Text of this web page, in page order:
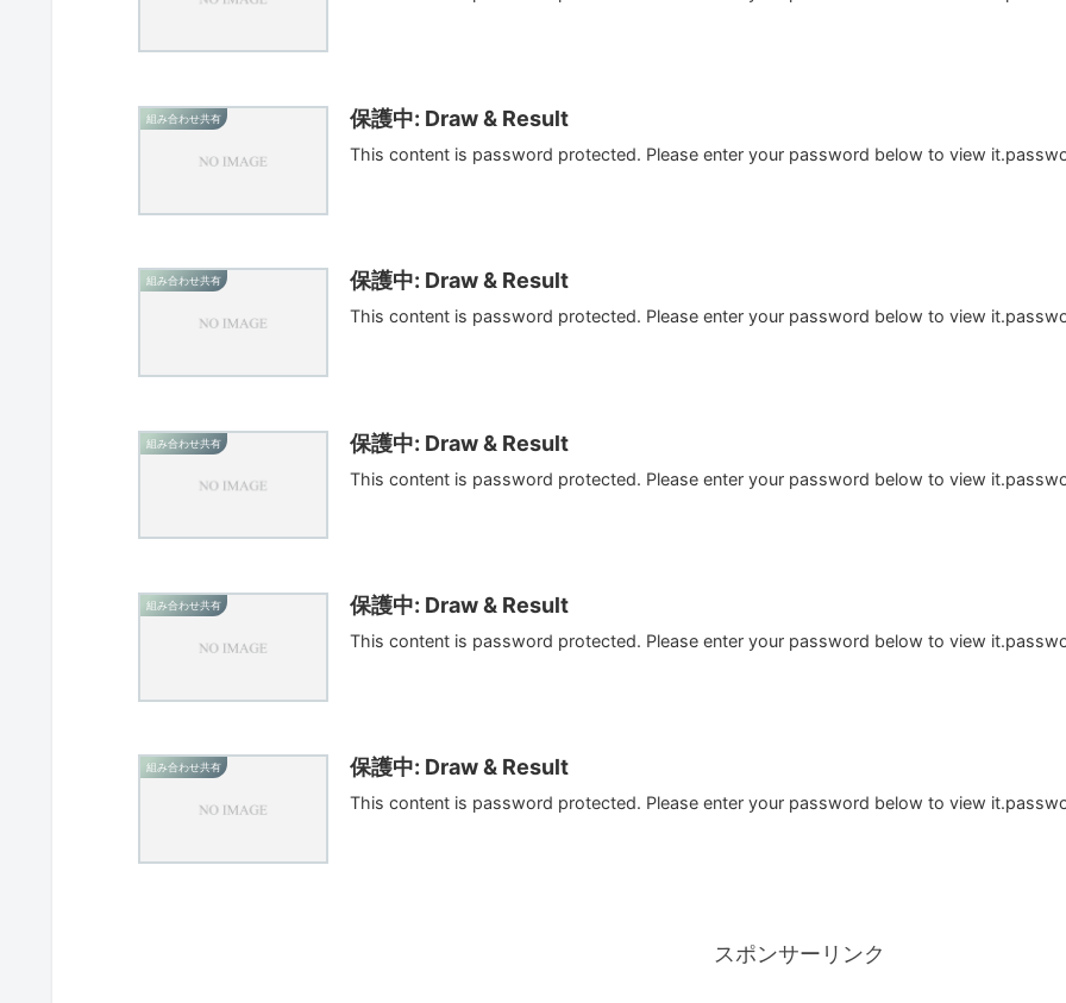
組み合わせ共有 保護中: Draw & Result
This content is password protected. Please enter your password below to view
組み合わせ共有 保護中: Draw & Result
This content is password protected. Please enter your password below to view
組み合わせ共有 保護中: Draw & Result
This content is password protected. Please enter your password below to view
組み合わせ共有 保護中: Draw & Result
This content is password protected. Please enter your password below to view
組み合わせ共有 保護中: Draw & Result
This content is password protected. Please enter your password below to view
スポンサーリンク